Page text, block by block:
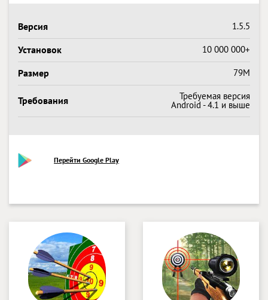
Версия 1.5.5
Установок 10 000 000+
Размер 79M
Требования Требуемая версия
Android - 4.1 и выше
Перейти Google Play